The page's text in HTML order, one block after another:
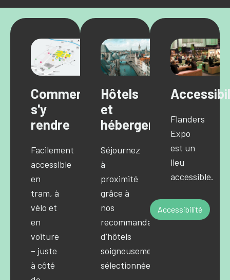
Comment
s'y
rendre
Facilement
accessible
en
tram, à
vélo et
en
voiture
– juste
à côté
Hôtels
et
hébergements
Séjournez
à
proximité
grâce à
nos
recommandations
d’hôtels
soigneusement
sélectionnées.
Flanders
Expo
est un
lieu
accessible.
Accessibilité